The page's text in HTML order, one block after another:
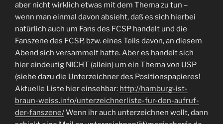
aber nicht wirklich etwas mit dem Thema zu tun –
wenn man einmal davon absieht, daß es sich hierbei
natürlich auch um Fans des FCSP handelt und die
Fanszene des FCSP, bzw. eines Teils davon, an diesem
Abend sich versammelt hatte. Aber es handelt sich
hier eindeutig NICHT (allein) um ein Thema von USP
(siehe dazu die Unterzeichner des Positionspapieres!
Aktuelle Liste hier einsehbar: http://hamburg-ist-
braun-weiss.info/unterzeichnerliste-fur-den-aufruf-
der-fanszene/Wenn ihr auch un­ter­zeich­nen wollt, dann